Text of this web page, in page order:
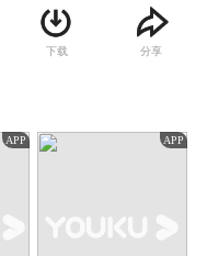
他们准备了假面舞会。舞会
天一定帅气出场，她特意装
骑士、行刑官混在一起，却
，青梅竹马的女孩送他的折
下载 分享
APP APP